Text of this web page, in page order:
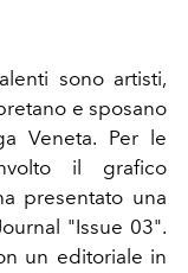
sono artisti,
e sposano
Veneta. Per le
il grafico
presentato una
"Issue 03".
un editoriale in